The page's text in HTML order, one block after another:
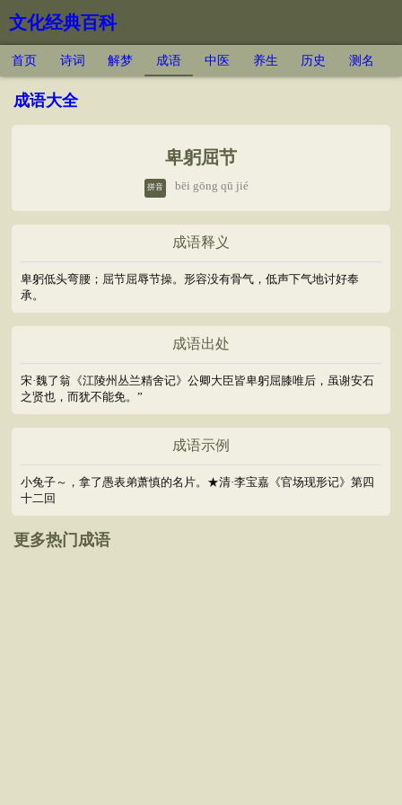
文化经典百科
首页 诗词 解梦 成语 中医 养生 历史 测名
成语大全
卑躬屈节
拼音 bēi gōng qū jié
成语释义
卑躬低头弯腰；屈节屈辱节操。形容没有骨气，低声下气地讨好奉
承。
成语出处
宋·魏了翁《江陵州丛兰精舍记》公卿大臣皆卑躬屈膝唯后，虽谢安石
之贤也，而犹不能免。”
成语示例
小兔子～，拿了愚表弟萧慎的名片。★清·李宝嘉《官场现形记》第四
十二回
更多热门成语